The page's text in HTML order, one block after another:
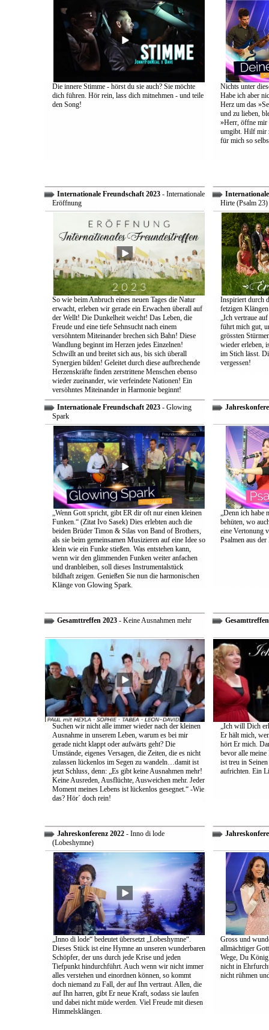
Die innere Stimme - hörst du sie auch? Sie möchte
dich führen. Hör rein, lass dich mitnehmen - und teile
den Song!
Nichts unter
Habe ich aber
Herz um das
und zu lieben,
»Herr, öffne mir
umgibt. Hilf mir
für mich so
Internationale Freundschaft 2023- Internationale
Eröffnung
So wie beim Anbruch eines neuen Tages die Natur
erwacht, erleben wir gerade ein Erwachen überall auf
der Wellt! Die Dunkelheit weicht! Das Leben, die
Freude und eine tiefe Sehnsucht nach einem
versöhntem Miteinander brechen sich Bahn! Diese
Wandlung beginnt im Herzen jedes Einzelnen!
Schwillt an und breitet sich aus, bis sich überall
Synergien bilden! Geleitet durch diese aufbrechende
Herzenskräfte finden zerstrittene Menschen ebenso
wieder zueinander, wie verfeindete Nationen! Ein
versöhntes Miteinander in Harmonie beginnt!
Hirte (Psalm 23)
Inspiriert durch
fetzigen
„Ich vertraue
führt mich gut,
grössten
wieder erleben,
im Stich lässt.
vergessen!
Internationale Freundschaft 2023- Glowing
Spark
„Wenn Gott spricht, gibt ER dir oft nur einen kleinen
Funken.“ (Zitat Ivo Sasek) Dies erlebten auch die
beiden Brüder Timon & Silas von Band of Brothers,
als sie beim gemeinsamen Musizieren auf eine Idee so
klein wie ein Funke stießen. Was entstehen kann,
wenn wir den glimmenden Funken weiter anfachen
und dranbleiben, soll dieses Instrumentalstück
bildhaft zeigen. Genießen Sie nun die harmonischen
Klänge von Glowing Spark.
„Denn ich habe
behüten, wo
eine Vertonung
Psalmen aus
Gesamttreffen 2023- Keine Ausnahmen mehr
Suchen wir nicht alle immer wieder nach der kleinen
Ausnahme in unserem Leben, warum es bei mir
gerade nicht klappt oder aufwärts geht? Die
Umstände, eigenes Versagen, die Zeiten, die es nicht
zulassen lückenlos im Segen zu wandeln…damit ist
jetzt Schluss, denn: „Es gibt keine Ausnahmen mehr!
Keine Ausreden, Ausflüchte, Ausweichen mehr. Jeder
Moment meines Lebens ist lückenlos gesegnet.“ -Wie
das? Hör´ doch rein!
„Ich will Dich
Er hält mich,
hört Er mich.
bevor alle
ist treu in
aufrichten. Ein
Jahreskonferenz 2022- Inno di lode
(Lobeshymne)
„Inno di lode“ bedeutet übersetzt „Lobeshymne“.
Dieses Stück ist eine Hymne an unseren wunderbaren
Schöpfer, der uns durch jede Krise und jeden
Tiefpunkt hindurchführt. Auch wenn wir nicht immer
alles verstehen und einordnen können, so kommt
doch niemand zu Fall, der auf Ihn vertraut. Allen, die
auf Ihn harren, gibt Er neue Kraft, sodass sie laufen
und dabei nicht müde werden. Viel Freude mit diesen
Himmelsklängen.
Gross und
allmächtiger
Wege, Du
nicht in
nicht rühmen